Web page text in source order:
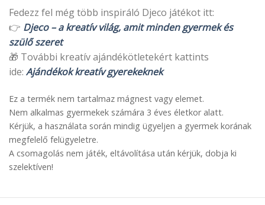
Fedezz fel még több inspiráló Djeco játékot itt:
👉 Djeco – a kreatív világ, amit minden gyermek és
szülő szeret
🎁 További kreatív ajándékötletekért kattints
ide: Ajándékok kreatív gyerekeknek
Ez a termék nem tartalmaz mágnest vagy elemet.
Nem alkalmas gyermekek számára 3 éves életkor alatt.
Kérjük, a használata során mindig ügyeljen a gyermek korának
megfelelő felügyeletre.
A csomagolás nem játék, eltávolítása után kérjük, dobja ki
szelektíven!